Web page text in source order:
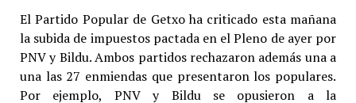
El Partido Popular de Getxo ha criticado esta mañana
la subida de impuestos pactada en el Pleno de ayer por
PNV y Bildu. Ambos partidos rechazaron además una a
una las 27 enmiendas que presentaron los populares.
Por ejemplo, PNV y Bildu se opusieron a la